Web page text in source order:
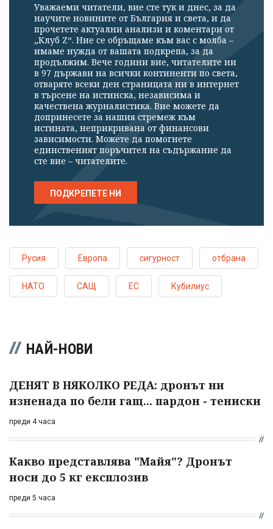
Уважаеми читатели, вие сте тук и днес, за да
научите новините от България и света, и да
прочетете актуални анализи и коментари от
„Клуб Z“. Ние се обръщаме към вас с молба –
имаме нужда от вашата подкрепа, за да
продължим. Вече години вие, читателите ни
в 97 държави на всички континенти по света,
отваряте всеки ден страницата ни в интернет
в търсене на истинска, независима и
качествена журналистика. Вие можете да
допринесете за нашия стремеж към
истината, неприкривана от финансови
зависимости. Можете да помогнете
единственият поръчител на съдържание да
сте вие – читателите.
ПОДКРЕПЕТЕ НИ
Русия Европа сигурност отбрана
НАТО САЩ ЕС Кубилиус
НАЙ-НОВИ
ДЕНЯТ В НЯКОЛКО РЕДА: дронът ни
изненада по бели гащ... пардон - тениски
преди 4 часа
Какво представлява "Майя"? Дронът
носи до 5 кг експлозив
преди 5 часа